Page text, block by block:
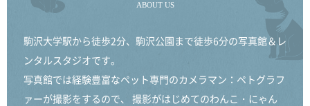
ABOUT US
駒沢大学駅から徒歩2分、駒沢公園まで徒歩6分の写真館＆レ
ンタルスタジオです。
写真館では経験豊富なペット専門のカメラマン：ペトグラフ
ァーが撮影をするので、 撮影がはじめてのわんこ・にゃん